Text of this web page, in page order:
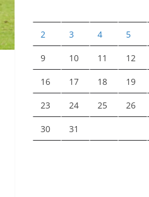
2 3 4 5
9 10 11 12
16 17 18 19
23 24 25 26
30 31